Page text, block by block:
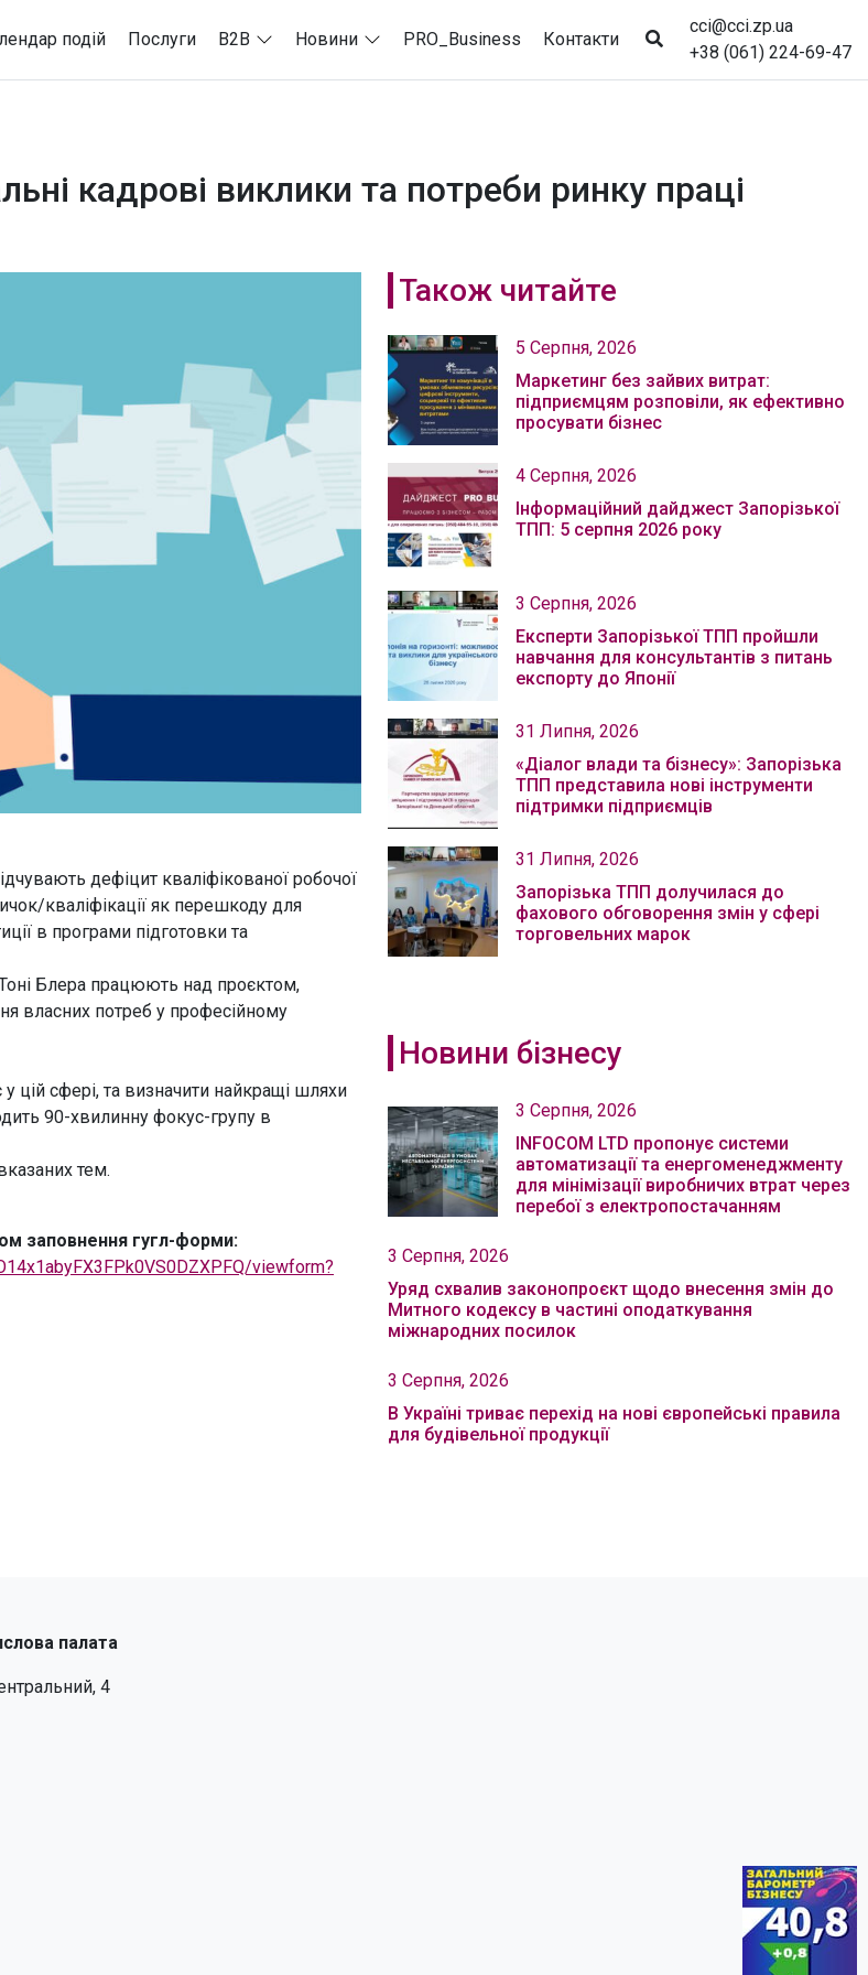
подій Послуги B2B Новини PRO_Business Контакти
cci@cci.zp.ua
+38 (061) 224-69-47
кадрові виклики та потреби ринку праці
дефіцит кваліфікованої робочої
кваліфікації як перешкоду для
в програми підготовки та
Блера працюють над проєктом,
власних потреб у професійному
цій сфері, та визначити найкращі шляхи
90-хвилинну фокус-групу в
тем.
заповнення гугл-форми:
viewform?
Також читайте
5 Серпня, 2026
Маркетинг без зайвих витрат:
підприємцям розповіли, як ефективно
просувати бізнес
4 Серпня, 2026
Інформаційний дайджест Запорізької
ТПП: 5 серпня 2026 року
3 Серпня, 2026
Експерти Запорізької ТПП пройшли
навчання для консультантів з питань
експорту до Японії
31 Липня, 2026
«Діалог влади та бізнесу»: Запорізька
ТПП представила нові інструменти
підтримки підприємців
31 Липня, 2026
Запорізька ТПП долучилася до
фахового обговорення змін у сфері
торговельних марок
Новини бізнесу
3 Серпня, 2026
INFOCOM LTD пропонує системи
автоматизації та енергоменеджменту
для мінімізації виробничих втрат через
перебої з електропостачанням
3 Серпня, 2026
Уряд схвалив законопроєкт щодо внесення змін до
Митного кодексу в частині оподаткування
міжнародних посилок
3 Серпня, 2026
В Україні триває перехід на нові європейські правила
для будівельної продукції
палата
4